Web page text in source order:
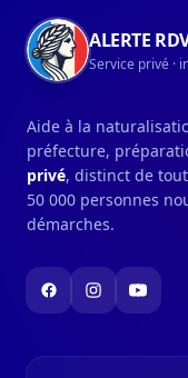
ALERTE
Service privé ·
Aide à la
préfecture,
privé, distinct de
50 000 personnes
démarches.